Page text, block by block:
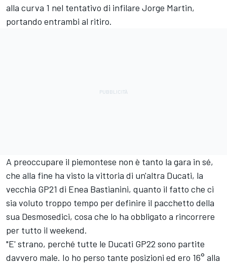
alla curva 1 nel tentativo di infilare Jorge Martin,
portando entrambi al ritiro.
A preoccupare il piemontese non è tanto la gara in sé,
che alla fine ha visto la vittoria di un'altra Ducati, la
vecchia GP21 di Enea Bastianini, quanto il fatto che ci
sia voluto troppo tempo per definire il pacchetto della
sua Desmosedici, cosa che lo ha obbligato a rincorrere
per tutto il weekend.
"E' strano, perché tutte le Ducati GP22 sono partite
davvero male. Io ho perso tante posizioni ed ero 16° alla